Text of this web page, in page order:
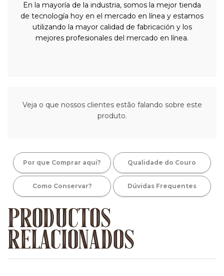
En la mayoría de la industria, somos la mejor tienda
de tecnología hoy en el mercado en línea y estamos
utilizando la mayor calidad de fabricación y los
mejores profesionales del mercado en línea.
Veja o que nossos clientes estão falando sobre este
produto.
Por que Comprar aqui? Qualidade do Couro
Como Conservar? Dúvidas Frequentes
PRODUCTOS
RELACIONADOS